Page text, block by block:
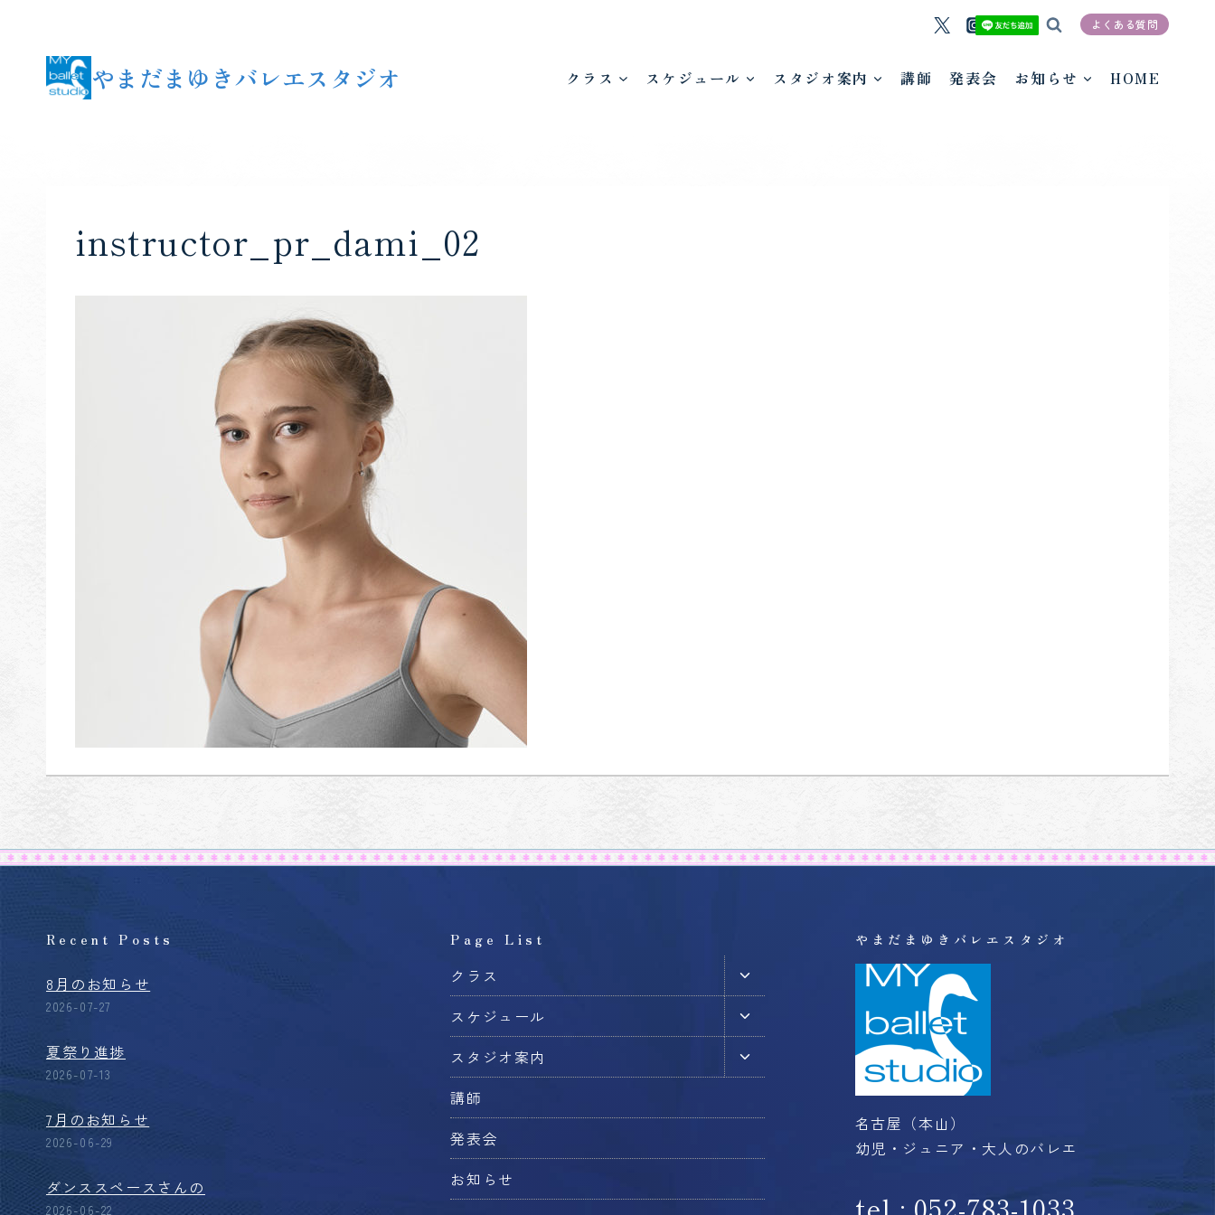
よくある質問
やまだまゆきバレエスタジオ クラス スケジュール スタジオ案内 講師 発表会 お知らせ HOME
instructor_pr_dami_02
Recent Posts
8月のお知らせ
2026-07-27
夏祭り進捗
2026-07-13
7月のお知らせ
2026-06-29
ダンススペースさんの
2026-06-22
Page List
クラス
子
メ
ニ
ュ
切
替
スケジュール
子
メ
ニ
ュ
切
替
スタジオ案内
子
メ
ュ
切
講師
発表会
お知らせ
やまだまゆきバレエスタジオ
名古屋（本山）
幼児・ジュニア・大人のバレエ